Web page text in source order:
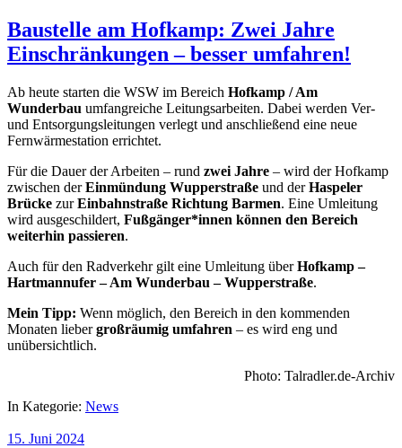
Baustelle am Hofkamp: Zwei Jahre
Einschränkungen – besser umfahren!
Ab heute starten die WSW im Bereich Hofkamp / Am
Wunderbau umfangreiche Leitungsarbeiten. Dabei werden Ver-
und Entsorgungsleitungen verlegt und anschließend eine neue
Fernwärmestation errichtet.
Für die Dauer der Arbeiten – rund zwei Jahre – wird der Hofkamp
zwischen derEinmündung Wupperstraße und derHaspeler
Brücke zurEinbahnstraße Richtung Barmen. Eine Umleitung
wird ausgeschildert, Fußgänger*innen können den Bereich
weiterhin passieren.
Auch für den Radverkehr gilt eine Umleitung überHofkamp –
Hartmannufer – Am Wunderbau – Wupperstraße.
Mein Tipp: Wenn möglich, den Bereich in den kommenden
Monaten liebergroßräumig umfahren – es wird eng und
unübersichtlich.
Photo: Talradler.de-Archiv
In Kategorie: News
15. Juni 2024